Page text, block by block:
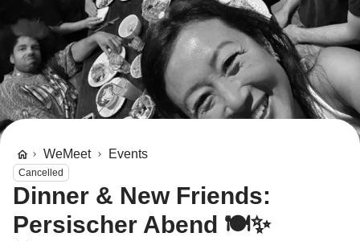
WeMeet Events
Cancelled
Dinner & New Friends:
Persischer Abend 🍽️✨